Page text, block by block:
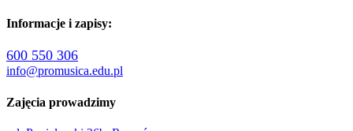
Informacje i zapisy:
600 550 306
info@promusica.edu.pl
Zajęcia prowadzimy